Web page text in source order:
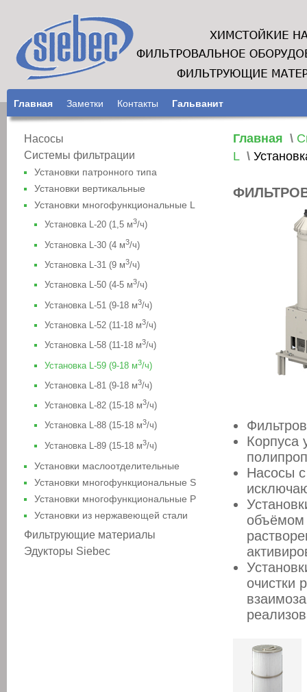
Главная Заметки Контакты Гальванит
Насосы
Системы фильтрации
Установки патронного типа
Установки вертикальные
Установки многофункциональные L
Установка L-20 (1,5 м3/ч)
Установка L-30 (4 м3/ч)
Установка L-31 (9 м3/ч)
Установка L-50 (4-5 м3/ч)
Установка L-51 (9-18 м3/ч)
Установка L-52 (11-18 м3/ч)
Установка L-58 (11-18 м3/ч)
Установка L-59 (9-18 м3/ч)
Установка L-81 (9-18 м3/ч)
Установка L-82 (15-18 м3/ч)
Установка L-88 (15-18 м3/ч)
Установка L-89 (15-18 м3/ч)
Установки маслоотделительные
Установки многофункциональные S
Установки многофункциональные P
Установки из нержавеющей стали
Фильтрующие материалы
Эдукторы Siebec
Главная \
L \
Корпуса
Насосы
объёмом
очистки